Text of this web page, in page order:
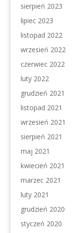
sierpień 2023
lipiec 2023
listopad 2022
wrzesień 2022
czerwiec 2022
luty 2022
grudzień 2021
listopad 2021
wrzesień 2021
sierpień 2021
maj 2021
kwiecień 2021
marzec 2021
luty 2021
grudzień 2020
styczeń 2020